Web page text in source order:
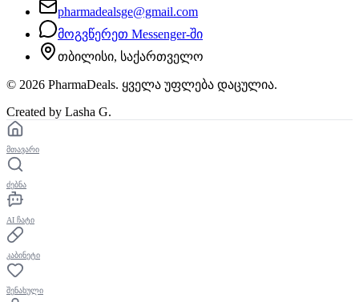
pharmadealsge@gmail.com
მოგვწერეთ Messenger-ში
თბილისი, საქართველო
© 2026 PharmaDeals. ყველა უფლება დაცულია.
Created by Lasha G.
მთავარი
ძებნა
AI ჩატი
კაბინეტი
შენახული